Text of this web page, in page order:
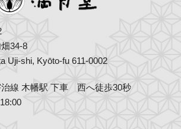
34-8
Uji-shi, Kyōto-fu 611-0002
治線 木幡駅 下車 西へ徒歩30秒